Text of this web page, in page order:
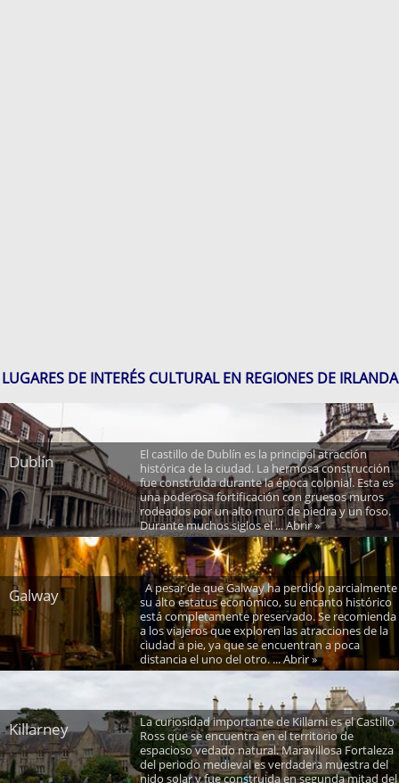
LUGARES DE INTERÉS CULTURAL EN REGIONES DE IRLANDA
Dublín
El castillo de Dublín es la principal atracción
histórica de la ciudad. La hermosa construcción
fue construida durante la época colonial. Esta es
una poderosa fortificación con gruesos muros
rodeados por un alto muro de piedra y un foso.
Durante muchos siglos el ... Abrir »
Galway
A pesar de que Galway ha perdido parcialmente
su alto estatus económico, su encanto histórico
está completamente preservado. Se recomienda
a los viajeros que exploren las atracciones de la
ciudad a pie, ya que se encuentran a poca
distancia el uno del otro. ... Abrir »
Killarney
La curiosidad importante de Killarni es el Castillo
Ross que se encuentra en el territorio de
espacioso vedado natural. Maravillosa Fortaleza
del periodo medieval es verdadera muestra del
nido solar y fue construida en segunda mitad del